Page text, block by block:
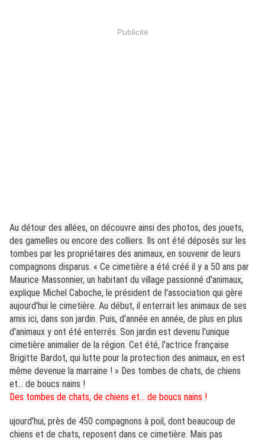
Publicité
Au détour des allées, on découvre ainsi des photos, des jouets,
des gamelles ou encore des colliers. Ils ont été déposés sur les
tombes par les propriétaires des animaux, en souvenir de leurs
compagnons disparus. « Ce cimetière a été créé il y a 50 ans par
Maurice Massonnier, un habitant du village passionné d'animaux,
explique Michel Caboche, le président de l'association qui gère
aujourd'hui le cimetière. Au début, il enterrait les animaux de ses
amis ici, dans son jardin. Puis, d'année en année, de plus en plus
d'animaux y ont été enterrés. Son jardin est devenu l'unique
cimetière animalier de la région. Cet été, l'actrice française
Brigitte Bardot, qui lutte pour la protection des animaux, en est
même devenue la marraine ! » Des tombes de chats, de chiens
et… de boucs nains !
Des tombes de chats, de chiens et… de boucs nains !
ujourd'hui, près de 450 compagnons à poil, dont beaucoup de
chiens et de chats, reposent dans ce cimetière. Mais pas